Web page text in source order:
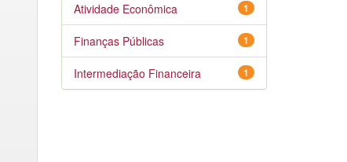
1
Atividade Econômica
1
Finanças Públicas
1
Intermediação Financeira